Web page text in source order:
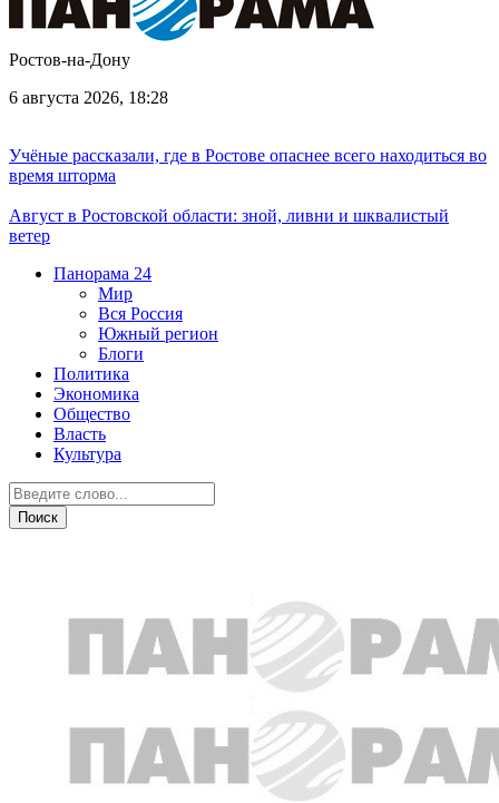
Ростов-на-Дону
6 августа 2026, 18:28
Учёные рассказали, где в Ростове опаснее всего находиться во
время шторма
Август в Ростовской области: зной, ливни и шквалистый
ветер
Панорама 24
Мир
Вся Россия
Южный регион
Блоги
Политика
Экономика
Общество
Власть
Культура